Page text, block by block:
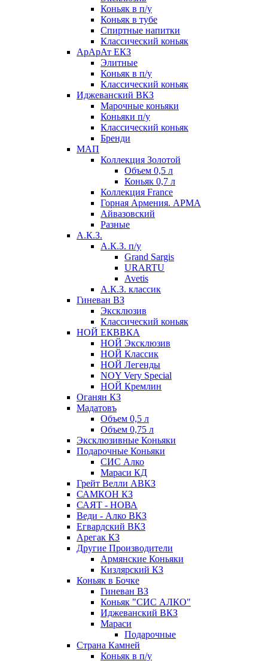
Коньяк в п/у
Коньяк в тубе
Спиртные напитки
Классический коньяк
АрАрАт ЕКЗ
Элитные
Коньяк в п/у
Классический коньяк
Иджеванский ВКЗ
Марочные коньяки
Коньяки п/у
Классический коньяк
Бренди
МАП
Коллекция Золотой
Объем 0,5 л
Коньяк 0,7 л
Коллекция France
Горная Армения. АРМА
Айвазовский
Разные
А.К.З.
А.К.З. п/у
Grand Sargis
URARTU
Avetis
А.К.З. классик
Гиневан ВЗ
Эксклюзив
Классический коньяк
НОЙ ЕКВВКА
НОЙ Эксклюзив
НОЙ Классик
НОЙ Легенды
NOY Very Speсial
НОЙ Кремлин
Оганян КЗ
Мадатовъ
Объем 0,5 л
Объем 0,75 л
Эксклюзивные Коньяки
Подарочные Коньяки
СИС Алко
Мараси КД
Грейт Велли АВКЗ
САМКОН КЗ
САЯТ - НОВА
Веди - Алко ВКЗ
Егвардский ВКЗ
Арегак КЗ
Другие Производители
Армянские Коньяки
Кизлярский КЗ
Коньяк в Бочке
Гиневан ВЗ
Коньяк "СИС АЛКО"
Иджеванский ВКЗ
Мараси
Подарочные
Страна Камней
Коньяк в п/у